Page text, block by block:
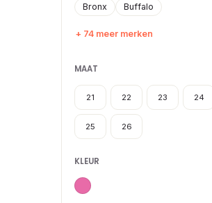
Bronx
Buffalo
+ 74 meer merken
MAAT
21 22 23 24
25 26
KLEUR